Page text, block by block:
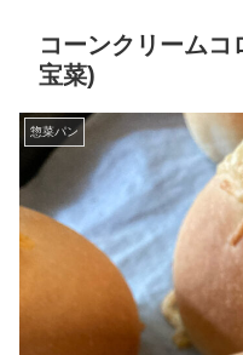
コーンクリームコ
宝菜)
惣菜パン